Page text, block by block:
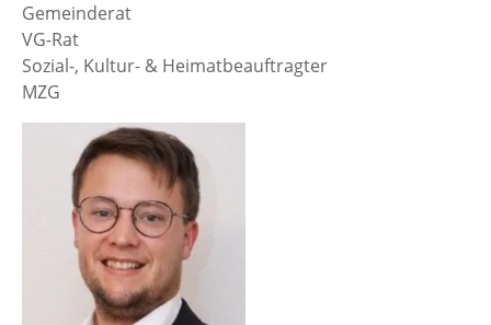
Gemeinderat
VG-Rat
Sozial-, Kultur- & Heimatbeauftragter
MZG